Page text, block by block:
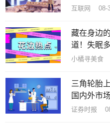
互联网 08-
藏在身边
道！失眠
亮
小橘寻美食
三角轮胎
国内外市
证券时报